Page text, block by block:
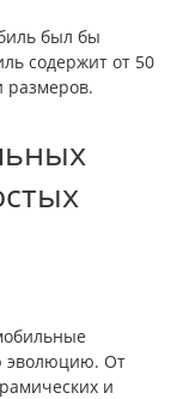
был бы
содержит от 50
размеров.
эволюцию. От
и